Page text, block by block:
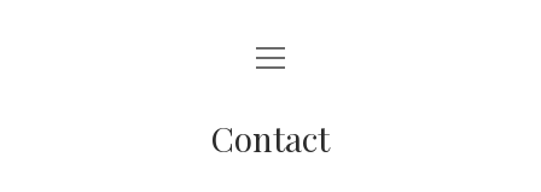
LOVE AIN’T JUST YESTERDAY
M
e
f
Contact